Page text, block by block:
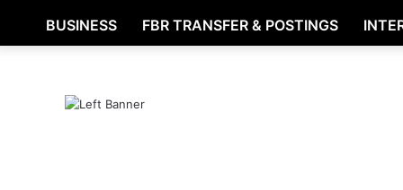
BUSINESS FBR TRANSFER & POSTINGS